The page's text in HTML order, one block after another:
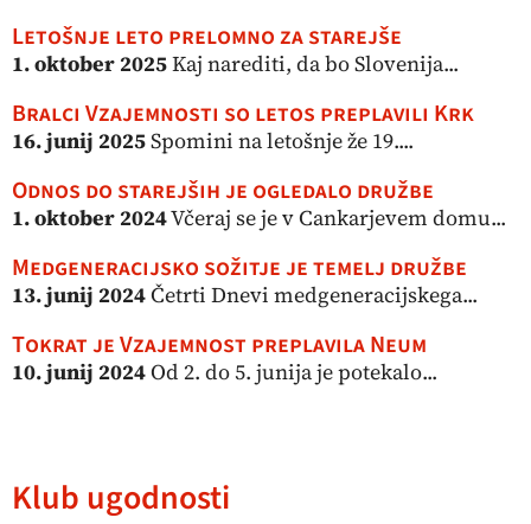
Letošnje leto prelomno za starejše
1. oktober 2025Kaj narediti, da bo Slovenija...
Bralci Vzajemnosti so letos preplavili Krk
16. junij 2025Spomini na letošnje že 19....
Odnos do starejših je ogledalo družbe
1. oktober 2024Včeraj se je v Cankarjevem domu...
Medgeneracijsko sožitje je temelj družbe
13. junij 2024Četrti Dnevi medgeneracijskega...
Tokrat je Vzajemnost preplavila Neum
10. junij 2024Od 2. do 5. junija je potekalo...
Klub ugodnosti